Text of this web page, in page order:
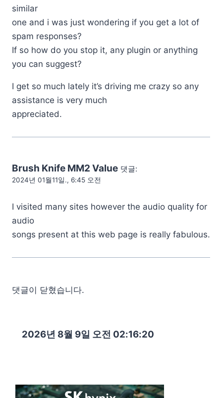
similar
one and i was just wondering if you get a lot of
spam responses?
If so how do you stop it, any plugin or anything
you can suggest?
I get so much lately it’s driving me crazy so any
assistance is very much
appreciated.
Brush Knife MM2 Value 댓글:
2024년 01월11일., 6:45 오전
I visited many sites however the audio quality for
audio
songs present at this web page is really fabulous.
댓글이 닫혔습니다.
2026년 8월 9일 오전 02:16:21